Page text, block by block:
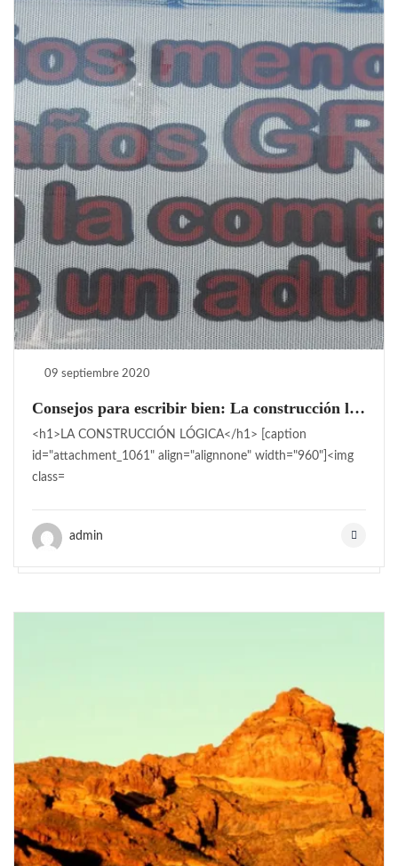
09 septiembre 2020
Consejos para escribir bien: La construcción lógica.
<h1>LA CONSTRUCCIÓN LÓGICA</h1> [caption
id="attachment_1061" align="alignnone" width="960"]<img
class=
admin